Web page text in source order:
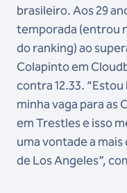
brasileiro. Aos 29
temporada (entrou
do ranking) ao
Colapinto em
contra 12.33.
minha vaga para as
em Trestles e isso
uma vontade a
de Los Angeles”,